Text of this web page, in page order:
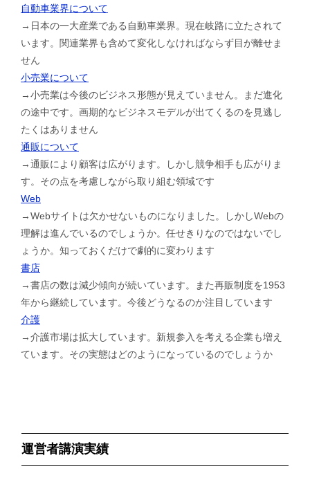
自動車業界について
→日本の一大産業である自動車業界。現在岐路に立たされて
います。関連業界も含めて変化しなければならず目が離せま
せん
小売業について
→小売業は今後のビジネス形態が見えていません。まだ進化
の途中です。画期的なビジネスモデルが出てくるのを見逃し
たくはありません
通販について
→通販により顧客は広がります。しかし競争相手も広がりま
す。その点を考慮しながら取り組む領域です
Web
→Webサイトは欠かせないものになりました。しかしWebの
理解は進んでいるのでしょうか。任せきりなのではないでし
ょうか。知っておくだけで劇的に変わります
書店
→書店の数は減少傾向が続いています。また再販制度を1953
年から継続しています。今後どうなるのか注目しています
介護
→介護市場は拡大しています。新規参入を考える企業も増え
ています。その実態はどのようになっているのでしょうか
運営者講演実績